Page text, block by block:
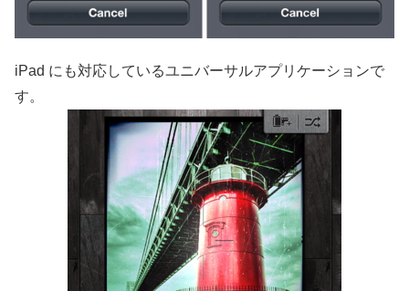
iPad にも対応しているユニバーサルアプリケーションで
す。